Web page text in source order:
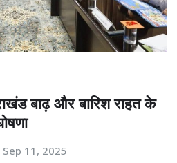
बाढ़ और बारिश राहत के
Sep 11, 2025